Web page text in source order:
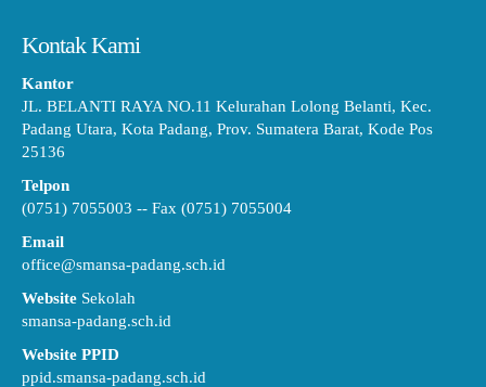
Kontak Kami
Kantor
JL. BELANTI RAYA NO.11 Kelurahan Lolong Belanti, Kec.
Padang Utara, Kota Padang, Prov. Sumatera Barat, Kode Pos
25136
Telpon
(0751) 7055003 -- Fax (0751) 7055004
Email
office@smansa-padang.sch.id
Website Sekolah
smansa-padang.sch.id
Website PPID
ppid.smansa-padang.sch.id